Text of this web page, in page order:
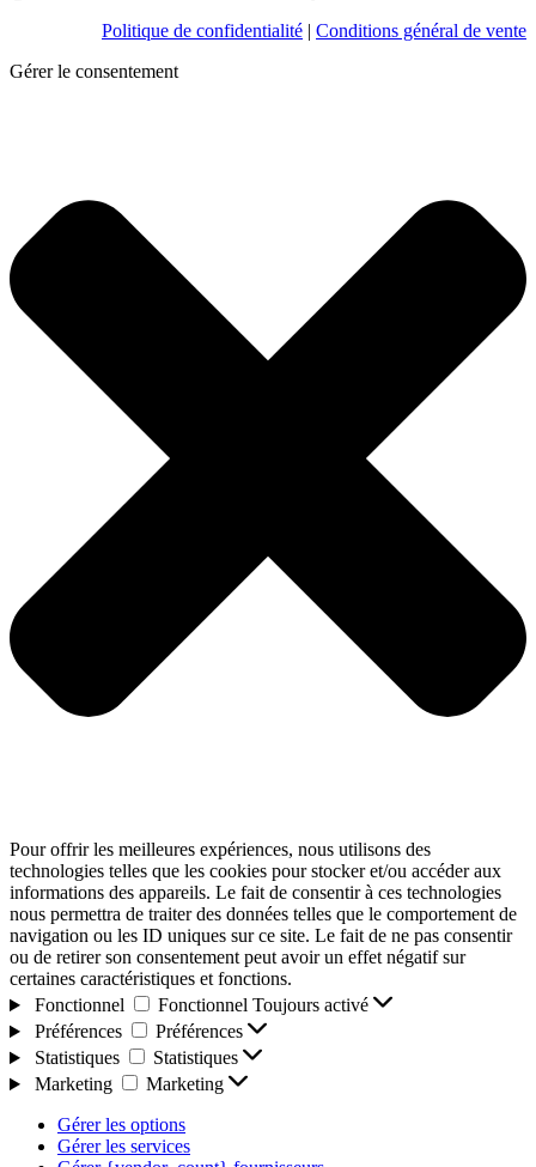
Politique de confidentialité | Conditions général de vente
Gérer le consentement
Pour offrir les meilleures expériences, nous utilisons des
technologies telles que les cookies pour stocker et/ou accéder aux
informations des appareils. Le fait de consentir à ces technologies
nous permettra de traiter des données telles que le comportement de
navigation ou les ID uniques sur ce site. Le fait de ne pas consentir
ou de retirer son consentement peut avoir un effet négatif sur
certaines caractéristiques et fonctions.
Fonctionnel
Fonctionnel Toujours activé
Préférences
Préférences
Statistiques
Statistiques
Marketing
Marketing
Gérer les options
Gérer les services